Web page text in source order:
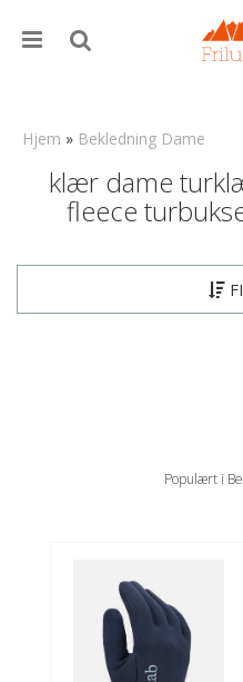
Hjem » Bekledning Dame
klær dame
fleece
Populært i